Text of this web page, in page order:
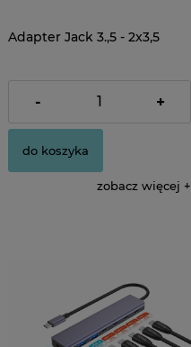
Adapter Jack 3.,5 - 2x3,5
5,80 zł
- +
do koszyka
zobacz więcej